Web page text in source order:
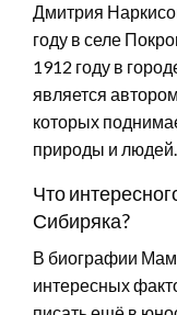
Дмитрия
году в селе
1912 году в
является
которых
природы и людей.
Что
Сибиряка?
В биографии
интересных